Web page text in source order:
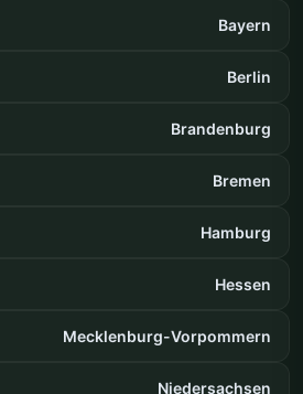
Bayern
Berlin
Brandenburg
Bremen
Hamburg
Hessen
Mecklenburg-Vorpommern
Niedersachsen